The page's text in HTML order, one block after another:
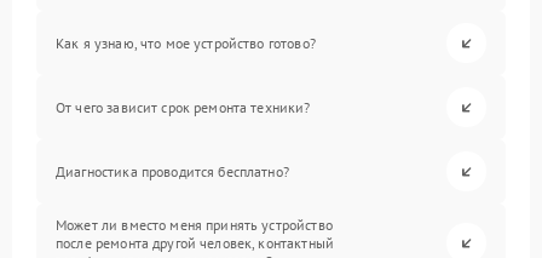
Как я узнаю, что мое устройство готово?
От чего зависит срок ремонта техники?
Диагностика проводится бесплатно?
Может ли вместо меня принять устройство
после ремонта другой человек, контактный